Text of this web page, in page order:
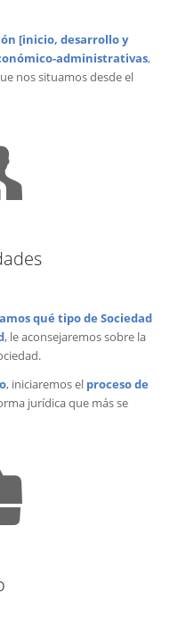
[inicio, desarrollo y
administrativas,
nos situamos desde el
qué tipo de Sociedad
, le aconsejaremos sobre la
, iniciaremos el proceso de
jurídica que más se